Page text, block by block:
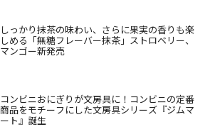
しっかり抹茶の味わい、さらに果実の香りも楽
しめる「無糖フレーバー抹茶」ストロベリー、
マンゴー新発売
コンビニおにぎりが文房具に！コンビニの定番
商品をモチーフにした文房具シリーズ『ジムマ
ート』誕生